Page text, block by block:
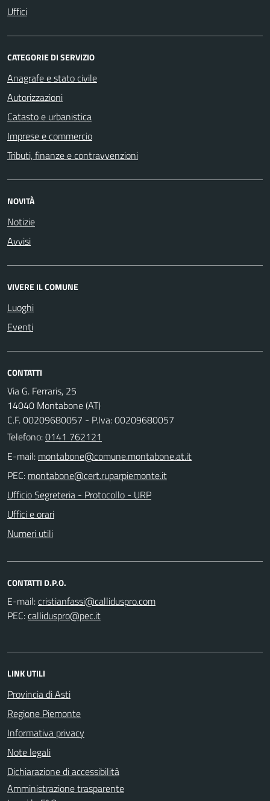
Uffici
CATEGORIE DI SERVIZIO
Anagrafe e stato civile
Autorizzazioni
Catasto e urbanistica
Imprese e commercio
Tributi, finanze e contravvenzioni
NOVITÀ
Notizie
Avvisi
VIVERE IL COMUNE
Luoghi
Eventi
CONTATTI
Via G. Ferraris, 25
14040 Montabone (AT)
C.F. 00209680057 - P.Iva: 00209680057
Telefono:0141 762121
E-mail:
PEC:
Ufficio Segreteria - Protocollo - URP
Uffici e orari
Numeri utili
CONTATTI D.P.O.
E-mail:
PEC:
LINK UTILI
Provincia di Asti
Regione Piemonte
Informativa privacy
Note legali
Dichiarazione di accessibilità
Amministrazione trasparente